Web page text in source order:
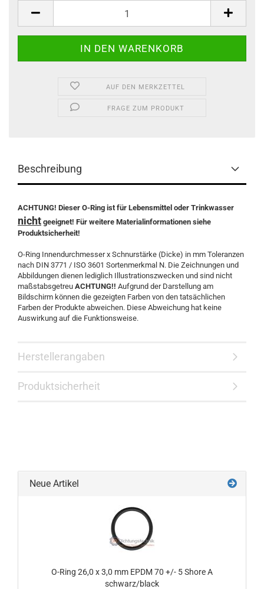
AUF DEN MERKZETTEL
FRAGE ZUM PRODUKT
Beschreibung
ACHTUNG! Dieser O-Ring ist für Lebensmittel oder Trinkwasser
nicht geeignet! Für weitere Materialinformationen siehe
Produktsicherheit!
O-Ring Innendurchmesser x Schnurstärke (Dicke) in mm Toleranzen
nach DIN 3771 / ISO 3601 Sortenmerkmal N. Die Zeichnungen und
Abbildungen dienen lediglich Illustrationszwecken und sind nicht
maßstabsgetreu ACHTUNG!! Aufgrund der Darstellung am
Bildschirm können die gezeigten Farben von den tatsächlichen
Farben der Produkte abweichen. Diese Abweichung hat keine
Auswirkung auf die Funktionsweise.
Herstellerangaben
Produktsicherheit
Neue Artikel
O-Ring 26,0 x 3,0 mm EPDM 70 +/- 5 Shore A
schwarz/black